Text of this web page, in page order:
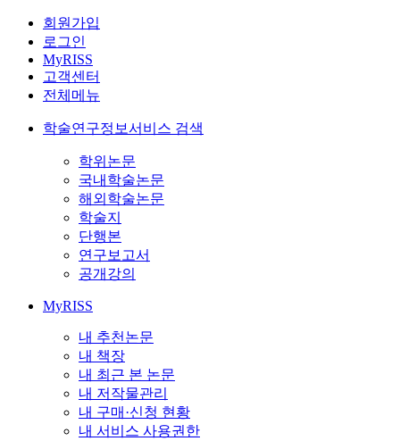
회원가입
로그인
MyRISS
고객센터
전체메뉴
학술연구정보서비스 검색
학위논문
국내학술논문
해외학술논문
학술지
단행본
연구보고서
공개강의
MyRISS
내 추천논문
내 책장
내 최근 본 논문
내 저작물관리
내 구매·신청 현황
내 서비스 사용권한